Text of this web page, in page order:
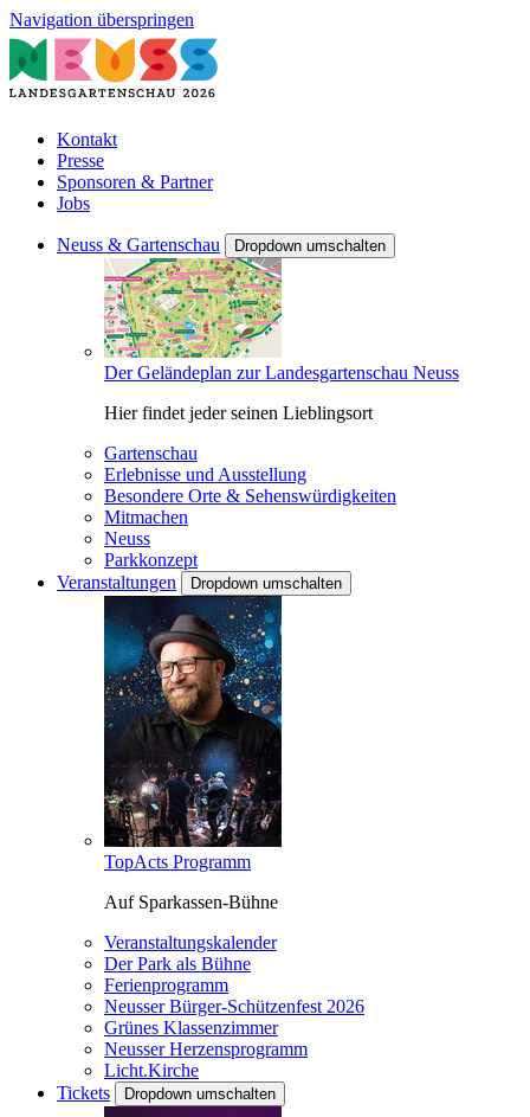
Navigation überspringen
Kontakt
Presse
Sponsoren & Partner
Jobs
Neuss & Gartenschau Dropdown umschalten
Der Geländeplan zur Landesgartenschau Neuss
Hier findet jeder seinen Lieblingsort
Gartenschau
Erlebnisse und Ausstellung
Besondere Orte & Sehenswürdigkeiten
Mitmachen
Neuss
Parkkonzept
Veranstaltungen
Dropdown umschalten
TopActs Programm
Auf Sparkassen-Bühne
Veranstaltungskalender
Der Park als Bühne
Ferienprogramm
Neusser Bürger-Schützenfest 2026
Grünes Klassenzimmer
Neusser Herzensprogramm
Licht.Kirche
Tickets
Dropdown umschalten